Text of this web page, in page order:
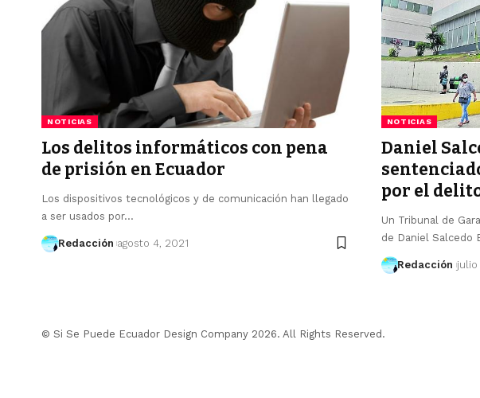
NOTICIAS
Los delitos informáticos con pena
de prisión en Ecuador
Los dispositivos tecnológicos y de comunicación han llegado
a ser usados por…
Redacción agosto 4, 2021
NOTICIAS
Daniel
por el
Un Tribunal de
de Daniel Salcedo
Redacción julio
© Si Se Puede Ecuador Design Company 2026. All Rights Reserved.